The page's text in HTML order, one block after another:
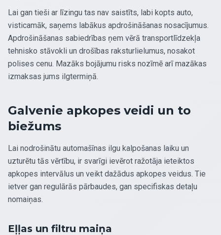
Lai gan tieši ar līzingu tas nav saistīts, labi kopts auto,
visticamāk, saņems labākus apdrošināšanas nosacījumus.
Apdrošināšanas sabiedrības ņem vērā transportlīdzekļa
tehnisko stāvokli un drošības raksturlielumus, nosakot
polises cenu. Mazāks bojājumu risks nozīmē arī mazākas
izmaksas jums ilgtermiņā.
Galvenie apkopes veidi un to
biežums
Lai nodrošinātu automašīnas ilgu kalpošanas laiku un
uzturētu tās vērtību, ir svarīgi ievērot ražotāja ieteiktos
apkopes intervālus un veikt dažādus apkopes veidus. Tie
ietver gan regulārās pārbaudes, gan specifiskas detaļu
nomaiņas.
Eļļas un filtru maiņa